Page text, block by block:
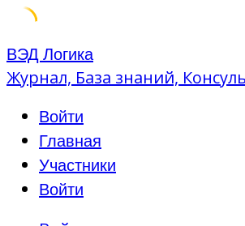
Skip
to
ВЭД Логика
Журнал, База знаний,
Войти
Главная
Участники
Войти